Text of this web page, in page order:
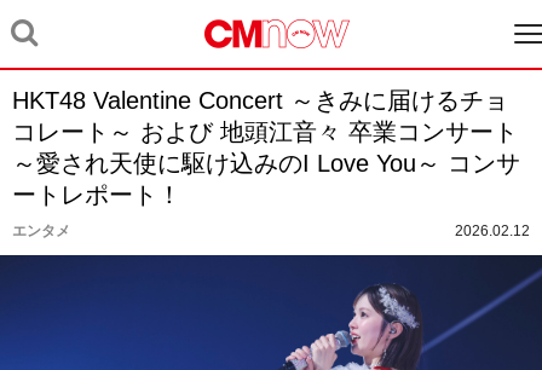
HKT48 Valentine Concert ～きみに届けるチョ
コレート～ および 地頭江音々 卒業コンサート
～愛され天使に駆け込みのI Love You～ コンサ
ートレポート！
エンタメ 2026.02.12